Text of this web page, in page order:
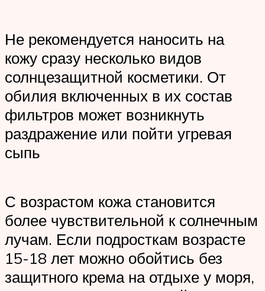
Не рекомендуется наносить на
кожу сразу несколько видов
солнцезащитной косметики. От
обилия включенных в их состав
фильтров может возникнуть
раздражение или пойти угревая
сыпь
С возрастом кожа становится
более чувствительной к солнечным
лучам. Если подросткам возрасте
15-18 лет можно обойтись без
защитного крема на отдыхе у моря,